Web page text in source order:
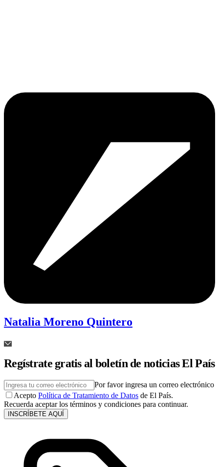
Natalia Moreno Quintero
Regístrate gratis al boletín de noticias El País
Por favor ingresa un correo electrónico
Acepto Política de Tratamiento de Datos de El País.
Recuerda aceptar los términos y condiciones para continuar.
INSCRÍBETE AQUÍ